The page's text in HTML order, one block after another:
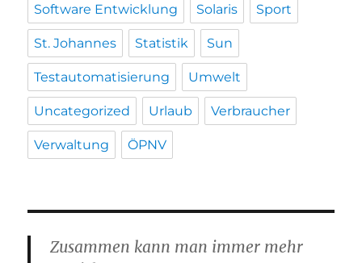
Software Entwicklung Solaris Sport
St. Johannes Statistik Sun
Testautomatisierung Umwelt
Uncategorized Urlaub Verbraucher
Verwaltung ÖPNV
Zusammen kann man immer mehr